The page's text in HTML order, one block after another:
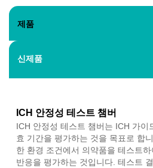
제품
신제품
ICH 안정성 테스트 챔버
ICH 안정성 테스트 챔버는 ICH 가이
효 기간을 평가하는 것을 목표로 합
한 환경 조건에서 의약품을 테스트
반응을 평가하는 것입니다. 테스트